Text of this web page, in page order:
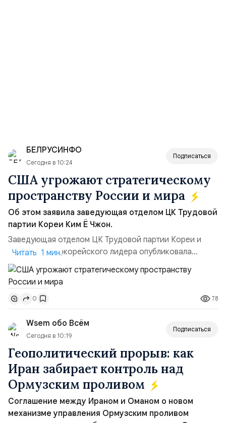
БЕЛРУСИНФО
Сегодня в 10:24
Подписаться
США угрожают стратегическому
пространству России и мира
Об этом заявила заведующая отделом ЦК Трудовой
партии Кореи Ким Ё Чжон.
Заведующая отделом ЦК Трудовой партии Кореи и
сестра северокорейского лидера опубликовала
заявление для прессы в ответ на проведение Токио
совместных с флотом США запусков крылатых ракет
Томагавк.«Япония отбросила обманчивую видимость
„исключительно оборонительной страны“ и выносит
вопрос о собственном ядерном вооружении на
всеобщее обозрение, одновреме...
Читать 1 мин.
0 78
Wsem обо Всём
Сегодня в 10:19
Подписаться
Геополитический прорыв: как
Иран забирает контроль над
Ормузским проливом
Соглашение между Ираном и Оманом о новом
механизме управления Ормузским проливом